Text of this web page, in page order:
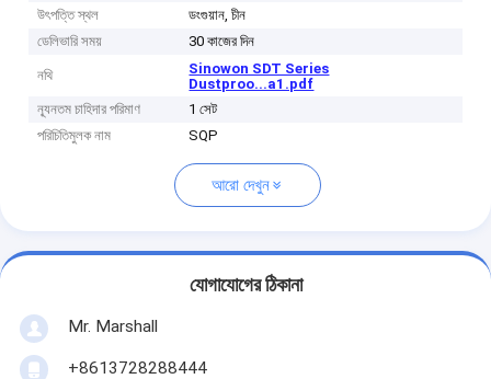
উৎপত্তি স্থল
ডংগুয়ান, চীন
ডেলিভারি সময়
30 কাজের দিন
নথি
Sinowon SDT Series
Dustproo...a1.pdf
ন্যূনতম চাহিদার পরিমাণ
1 সেট
পরিচিতিমুলক নাম
SQP
আরো দেখুন
যোগাযোগের ঠিকানা
Mr. Marshall
+8613728288444